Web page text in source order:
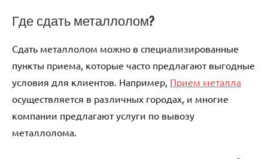
Где сдать металлолом?
Сдать металлолом можно в специализированные
пункты приема, которые часто предлагают выгодные
условия для клиентов. Например, Прием металла
осуществляется в различных городах, и многие
компании предлагают услуги по вывозу
металлолома.